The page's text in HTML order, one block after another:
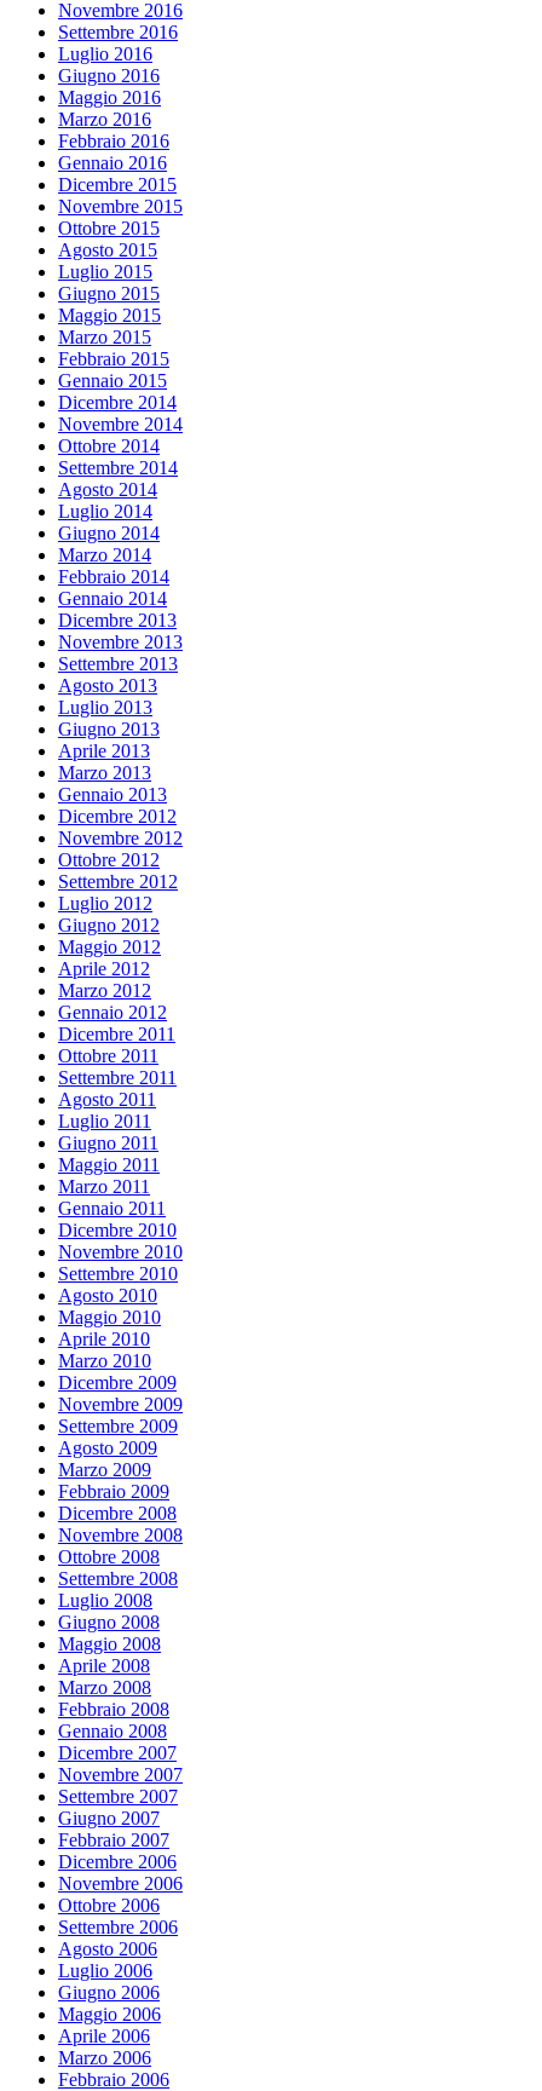
Novembre 2016
Settembre 2016
Luglio 2016
Giugno 2016
Maggio 2016
Marzo 2016
Febbraio 2016
Gennaio 2016
Dicembre 2015
Novembre 2015
Ottobre 2015
Agosto 2015
Luglio 2015
Giugno 2015
Maggio 2015
Marzo 2015
Febbraio 2015
Gennaio 2015
Dicembre 2014
Novembre 2014
Ottobre 2014
Settembre 2014
Agosto 2014
Luglio 2014
Giugno 2014
Marzo 2014
Febbraio 2014
Gennaio 2014
Dicembre 2013
Novembre 2013
Settembre 2013
Agosto 2013
Luglio 2013
Giugno 2013
Aprile 2013
Marzo 2013
Gennaio 2013
Dicembre 2012
Novembre 2012
Ottobre 2012
Settembre 2012
Luglio 2012
Giugno 2012
Maggio 2012
Aprile 2012
Marzo 2012
Gennaio 2012
Dicembre 2011
Ottobre 2011
Settembre 2011
Agosto 2011
Luglio 2011
Giugno 2011
Maggio 2011
Marzo 2011
Gennaio 2011
Dicembre 2010
Novembre 2010
Settembre 2010
Agosto 2010
Maggio 2010
Aprile 2010
Marzo 2010
Dicembre 2009
Novembre 2009
Settembre 2009
Agosto 2009
Marzo 2009
Febbraio 2009
Dicembre 2008
Novembre 2008
Ottobre 2008
Settembre 2008
Luglio 2008
Giugno 2008
Maggio 2008
Aprile 2008
Marzo 2008
Febbraio 2008
Gennaio 2008
Dicembre 2007
Novembre 2007
Settembre 2007
Giugno 2007
Febbraio 2007
Dicembre 2006
Novembre 2006
Ottobre 2006
Settembre 2006
Agosto 2006
Luglio 2006
Giugno 2006
Maggio 2006
Aprile 2006
Marzo 2006
Febbraio 2006